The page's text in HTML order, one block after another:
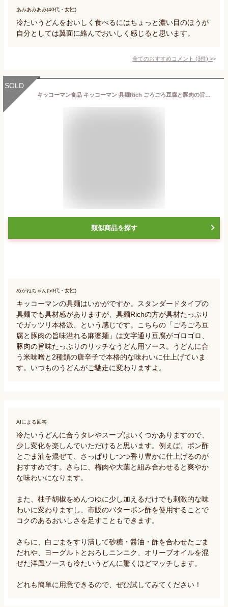
あみあみあみ(40代・女性)
冷たいうどんをおいしく食べるにはちょっと濃い目のほうが
自分としては翼面に絡んでおいしく感じると思います。
全てのおすすめコメント (3件) >
SOLD
キッコーマン食品 キッコーマン 具麺Rich ごろごろ豆腐と豚肉の旨味溢れる麻婆麺 90g×5個
類似商品を探す
めがねちゃん(50代・女性)
キッコーマンの具麺はいかがですか。スタンダードタイプの
具麺でも具材感がありますが、具麺Richの方が具材たっぷり
でガッツリ本格派、という感じです。こちらの「ごろごろ豆
腐と豚肉の旨味溢れる麻婆麺」は文字通り豆腐がゴロゴロ、
豚肉の旨味たっぷりのリッチなうどん用ソース。うどんに合
う米味噌と2種類の唐辛子で本格的な味わいに仕上げていま
す。いつものうどんがご馳走に変わりますよ。
AIによる回答
冷たいうどんに合うタレやスープはいくつかありますので、
少し変化を楽しんでいただけると思います。例えば、ポン酢
とごま油を混ぜて、さっぱりしつつ香り豊かに仕上げるのが
おすすめです。さらに、梅肉や大葉と組み合わせると爽やか
な味わいになります。
また、柚子胡椒をめんつゆに少し加えるだけでも刺激的な味
わいに変わりますし、市販のバターポン酢を使用することで
コクのあるおいしさを足すこともできます。
さらに、白ごまをすり潰して砂糖・醤油・酢を合わせたごま
だれや、ヨーグルトとおろしニンニク、オリーブオイルを混
ぜた洋風ソースも冷たいうどんに驚くほどマッチします。
どれも簡単に用意できるので、ぜひ試してみてください！